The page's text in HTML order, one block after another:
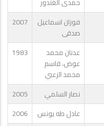
فوزان اسماعيل
صدقى
2007
عدنان محمد
عوض، قاسم
محمد الزعبي
1983
نصار السلمي
2005
عادل طه يونس
2006